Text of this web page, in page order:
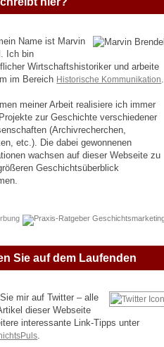
Name ist Marvin
Ich bin
Wirtschaftshistoriker und arbeite
im Bereich Historische Kommunikation
meiner Arbeit realisiere ich immer
zur Geschichte verschiedener
(Archivrecherchen,
etc.). Die dabei gewonnenen
wachsen auf dieser Webseite zu
Geschichtsüberblick
Sie auf dem Laufenden
mir auf Twitter – alle
dieser Webseite
interessante Link-Tipps unter